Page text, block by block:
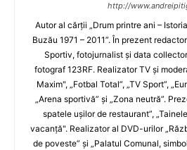
http://
Autor al cărţii „Drum printre ani –
Buzău 1971 – 2011”. În prezent
Sportiv, fotojurnalist şi data
fotograf 123RF. Realizator TV şi
Maxim", „Fotbal Total”, „TV Sport”,
„Arena sportivă” şi „Zona neutră”.
spatele uşilor de restaurant”,
vacanţă". Realizator al DVD-urilor
de poveste” şi „Palatul Comunal,